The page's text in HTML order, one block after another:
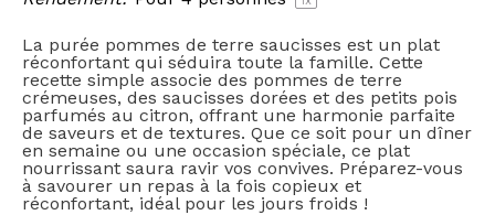
La purée pommes de terre saucisses est un plat
réconfortant qui séduira toute la famille. Cette
recette simple associe des pommes de terre
crémeuses, des saucisses dorées et des petits pois
parfumés au citron, offrant une harmonie parfaite
de saveurs et de textures. Que ce soit pour un dîner
en semaine ou une occasion spéciale, ce plat
nourrissant saura ravir vos convives. Préparez-vous
à savourer un repas à la fois copieux et
réconfortant, idéal pour les jours froids !